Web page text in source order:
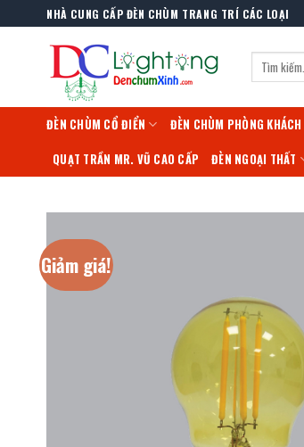
to
NHÀ CUNG CẤP ĐÈN CHÙM TRANG TRÍ CÁC LOẠI
Tìm
kiếm:
ĐÈN CHÙM CỔ ĐIỂN ĐÈN CHÙM PHÒNG KHÁCH
QUẠT TRẦN MR. VŨ CAO CẤP ĐÈN NGOẠI THẤT
Giảm giá!